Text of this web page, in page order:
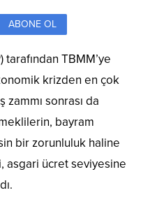
ABONE OL
TBMM’ye
krizden en çok
sonrası da
bayram
bir zorunluluk haline
asgari ücret seviyesine